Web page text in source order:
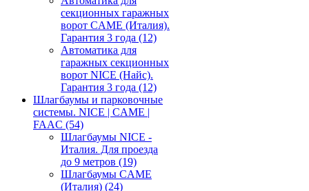
секционных гаражных
ворот CAME (Италия).
Гарантия 3 года (12)
Автоматика для
гаражных секционных
ворот NICE (Найс).
Гарантия 3 года (12)
Шлагбаумы и парковочные
системы. NICE | CAME |
FAAC (54)
Шлагбаумы NICE -
Италия. Для проезда
до 9 метров (19)
Шлагбаумы CAME
(Италия) (24)